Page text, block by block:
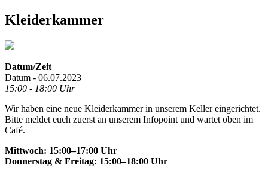
Kleiderkammer
Datum/Zeit
Datum - 06.07.2023
15:00 - 18:00 Uhr
Wir haben eine neue Kleiderkammer in unserem Keller eingerichtet.
Bitte meldet euch zuerst an unserem Infopoint und wartet oben im
Café.
Mittwoch: 15:00–17:00 Uhr
Donnerstag & Freitag: 15:00–18:00 Uhr